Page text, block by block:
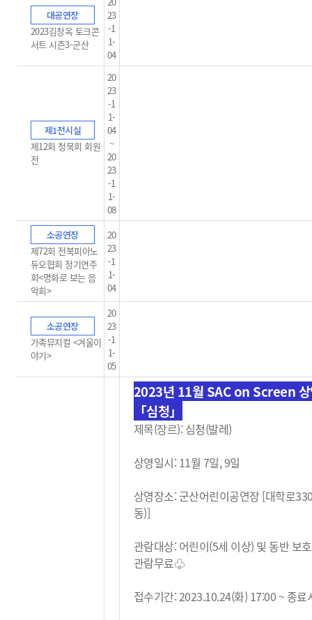
대공연장
2023김창옥 토크콘
서트 시즌3-군산
23
-1
1-
04
제1전시실
제12회 청묵회 회원
전
20
23
-1
1-
04
~
20
23
-1
1-
08
소공연장
제72회 전북피아노
듀오협회 정기연주
회<명화로 보는 음
악회>
20
23
-1
1-
04
소공연장
가족뮤지컬 <겨울이
야기>
20
23
-1
1-
05
2023년 11월 SAC on Screen
「심청」
제목(장르): 심청(발레)
상영일시: 11월 7일, 9일
상영장소: 군산어린이공연장 [대학로
동)]
관람대상: 어린이(5세 이상) 및 동반 보
관람무료♧
접수기간: 2023.10.24(화) 17:00 ~ 종료